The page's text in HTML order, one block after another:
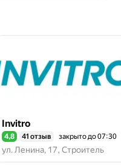
Invitro
Рейтинг 4,8 из 5
4,8 41 отзыв закрыто до 07:30
ул. Ленина, 17, Строитель